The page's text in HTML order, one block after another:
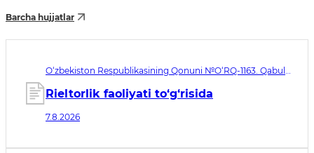
Barcha hujjatlar
O‘zbekiston Respublikasining Qonuni №O‘RQ-1163. Qabul
Rieltorlik faoliyati to‘g‘risida
7.8.2026